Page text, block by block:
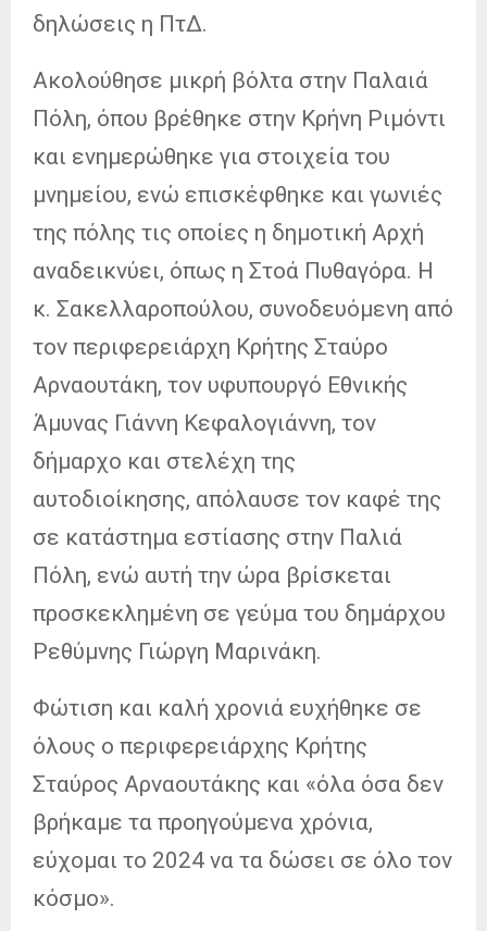
δηλώσεις η ΠτΔ.
Ακολούθησε μικρή βόλτα στην Παλαιά
Πόλη, όπου βρέθηκε στην Κρήνη Ριμόντι
και ενημερώθηκε για στοιχεία του
μνημείου, ενώ επισκέφθηκε και γωνιές
της πόλης τις οποίες η δημοτική Αρχή
αναδεικνύει, όπως η Στοά Πυθαγόρα. Η
κ. Σακελλαροπούλου, συνοδευόμενη από
τον περιφερειάρχη Κρήτης Σταύρο
Αρναουτάκη, τον υφυπουργό Εθνικής
Άμυνας Γιάννη Κεφαλογιάννη, τον
δήμαρχο και στελέχη της
αυτοδιοίκησης, απόλαυσε τον καφέ της
σε κατάστημα εστίασης στην Παλιά
Πόλη, ενώ αυτή την ώρα βρίσκεται
προσκεκλημένη σε γεύμα του δημάρχου
Ρεθύμνης Γιώργη Μαρινάκη.
Φώτιση και καλή χρονιά ευχήθηκε σε
όλους ο περιφερειάρχης Κρήτης
Σταύρος Αρναουτάκης και «όλα όσα δεν
βρήκαμε τα προηγούμενα χρόνια,
εύχομαι το 2024 να τα δώσει σε όλο τον
κόσμο».